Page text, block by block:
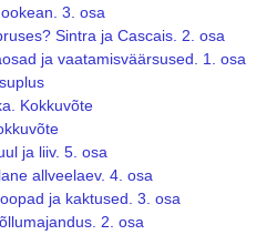
3. osa
Sintra ja Cascais. 2. osa
ja vaatamisväärsused. 1. osa
Kokkuvõte
ja liiv. 5. osa
allveelaev. 4. osa
ja kaktused. 3. osa
2. osa